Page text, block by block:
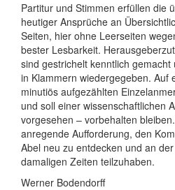
Partitur und Stimmen erfüllen die
heutiger Ansprüche an
Seiten, hier ohne Leerseiten
bester Lesbarkeit.
sind gestrichelt kenntlich
in Klammern wiedergegeben. Auf
minutiös aufgezählten
und soll einer wissenschaftlichen
vorgesehen – vorbehalten
anregende Aufforderung, den
Abel neu zu entdecken und an
damaligen Zeiten teilzuhaben.
Werner Bodendorff